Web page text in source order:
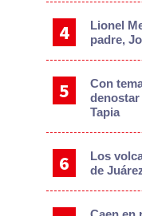
Lionel
padre,
Con
Tapia
Los
de